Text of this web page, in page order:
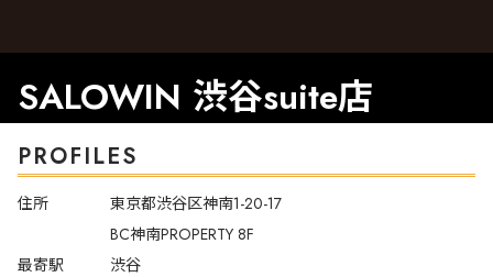
SALOWIN 渋谷suite店
PROFILES
住所
東京都渋谷区神南1-20-17
BC神南PROPERTY 8F
最寄駅
渋谷